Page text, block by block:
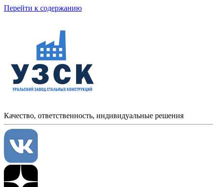
Перейти к содержанию
Качество, ответственность, индивидуальные решения